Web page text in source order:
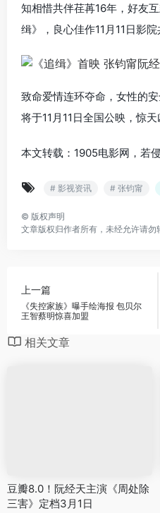
知相惜共伴荏苒16年，好友
缉》，良心佳作11月11日影院
致命爱情连环夺命，女性的
将于11月11日全国公映，惊天
本文转载：1905电影网，若
# 影视资讯 # 张钧甯
© 版权声明
文章版权归作者所有，未经允许请勿
上一篇
《失控家族》曝手绘海报 包贝尔
王智蔡明惊喜加盟
相关文章
豆瓣8.0！阮经天主演《周处除
三害》定档3月1日